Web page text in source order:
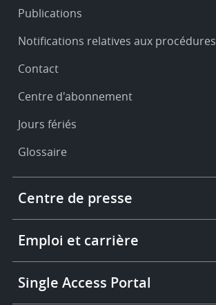
Publications
Notifications relatives aux procédures
Contact
Centre d'abonnement
Jours fériés
Glossaire
More
links
Centre de presse
Emploi et carrière
Single Access Portal